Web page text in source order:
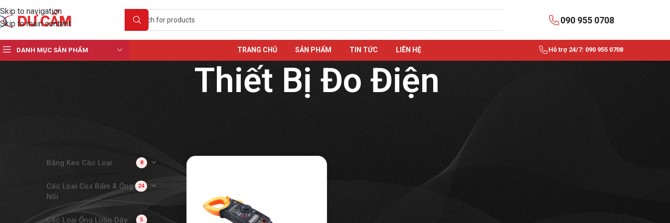
Skip to navigation
Skip to main content
090 955 0708
DANH MỤC SẢN PHẨM TRANG CHỦ SẢN PHẨM TIN TỨC LIÊN HỆ Hỗ trợ 24/7: 090 955 0708
Thiết Bị Đo Điện
Băng Keo Các Loại 8
Các Lọai Cos Bấm & Ống
Nối
24
Các Loại Ống Luồn Dây 5